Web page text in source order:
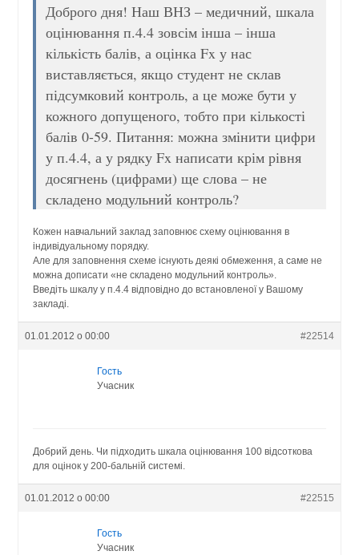
Доброго дня! Наш ВНЗ – медичний, шкала
оцінювання п.4.4 зовсім інша – інша
кількість балів, а оцінка Fx у нас
виставляється, якщо студент не склав
підсумковий контроль, а це може бути у
кожного допущеного, тобто при кількості
балів 0-59. Питання: можна змінити цифри
у п.4.4, а у рядку Fx написати крім рівня
досягнень (цифрами) ще слова – не
складено модульний контроль?
Кожен навчальний заклад заповнює схему оцінювання в
індивідуальному порядку.
Але для заповнення схеме існують деякі обмеження, а саме не
можна дописати «не складено модульний контроль».
Введіть шкалу у п.4.4 відповідно до встановленої у Вашому
закладі.
01.01.2012 о 00:00 #22514
Гость
Учасник
Добрий день. Чи підходить шкала оцінювання 100 відсоткова
для оцінок у 200-бальній системі.
01.01.2012 о 00:00 #22515
Гость
Учасник